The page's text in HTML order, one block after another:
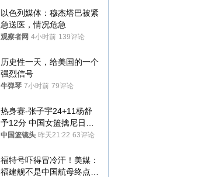
以色列媒体：穆杰塔巴被紧
急送医，情况危急
观察者网 4小时前 139评论
历史性一天，给美国的一个
强烈信号
牛弹琴 7小时前 79评论
热身赛-张子宇24+11杨舒
予12分 中国女篮擒尼日利
亚
中国篮镜头 昨天21:22 63评论
福特号吓得冒冷汗！美媒：
福建舰不是中国航母终点，